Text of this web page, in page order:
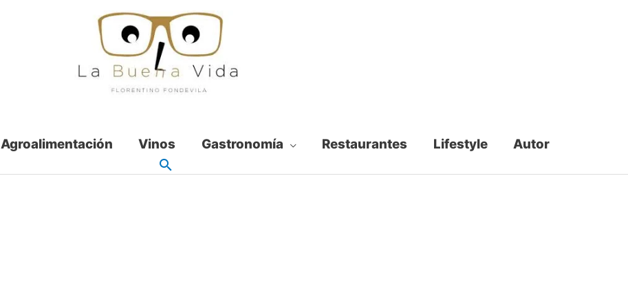
Agroalimentación Vinos Gastronomía Restaurantes Lifestyle Autor